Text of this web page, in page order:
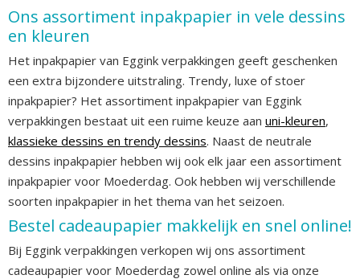
Ons assortiment inpakpapier in vele dessins
en kleuren
Het inpakpapier van Eggink verpakkingen geeft geschenken
een extra bijzondere uitstraling. Trendy, luxe of stoer
inpakpapier? Het assortiment inpakpapier van Eggink
verpakkingen bestaat uit een ruime keuze aan uni-kleuren,
klassieke dessins en trendy dessins. Naast de neutrale
dessins inpakpapier hebben wij ook elk jaar een assortiment
inpakpapier voor Moederdag. Ook hebben wij verschillende
soorten inpakpapier in het thema van het seizoen.
Bestel cadeaupapier makkelijk en snel online!
Bij Eggink verpakkingen verkopen wij ons assortiment
cadeaupapier voor Moederdag zowel online als via onze